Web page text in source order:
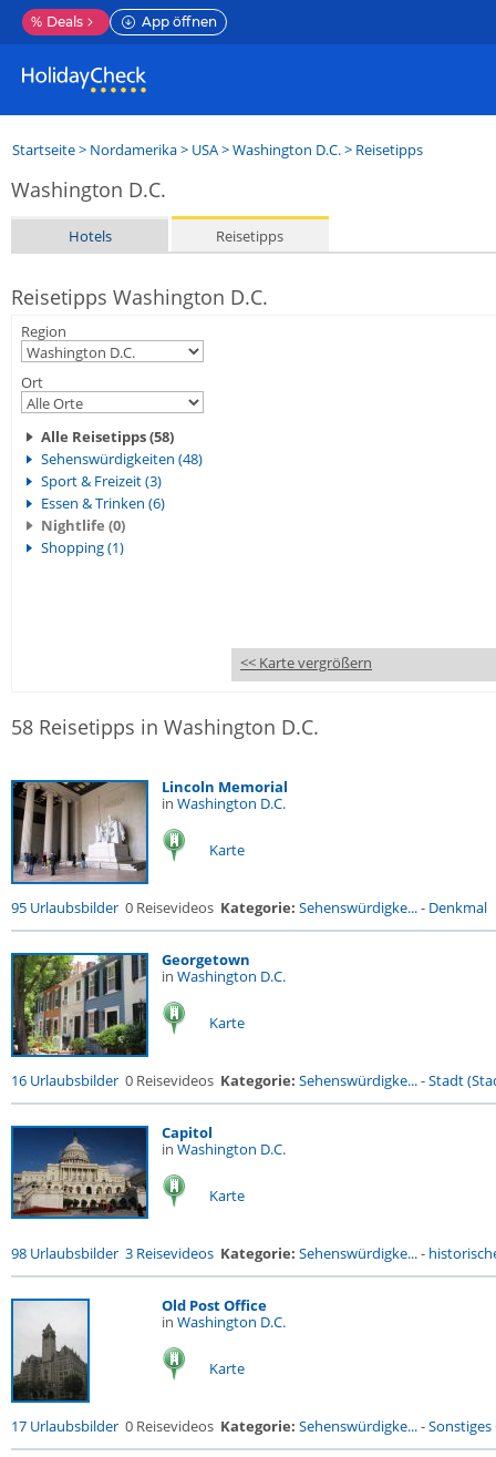
% Deals App öffnen
Startseite> Nordamerika> USA>Washington D.C.> Reisetipps
Washington D.C.
Hotels Reisetipps
Reisetipps Washington D.C.
Region
Ort
Alle Reisetipps (58)
Sehenswürdigkeiten (48)
Sport & Freizeit (3)
Essen & Trinken (6)
Nightlife (0)
Shopping (1)
<< Karte vergrößern
58 Reisetipps in Washington D.C.
Lincoln Memorial
in Washington D.C.
Karte
95 Urlaubsbilder 0 Reisevideos Kategorie: Sehenswürdigke...- Denkmal
Georgetown
in Washington D.C.
Karte
16 Urlaubsbilder 0 Reisevideos Kategorie: Sehenswürdigke...-Stadt
Capitol
in Washington D.C.
Karte
98 Urlaubsbilder 3 Reisevideos Kategorie: Sehenswürdigke...-
Old Post Office
in Washington D.C.
Karte
17 Urlaubsbilder 0 Reisevideos Kategorie: Sehenswürdigke...-